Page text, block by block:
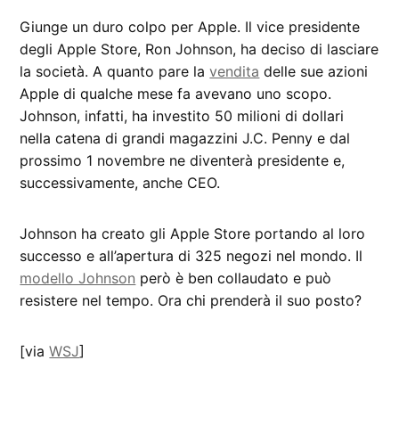
Giunge un duro colpo per Apple. Il vice presidente
degli Apple Store, Ron Johnson, ha deciso di lasciare
la società. A quanto pare lavendita delle sue azioni
Apple di qualche mese fa avevano uno scopo.
Johnson, infatti, ha investito 50 milioni di dollari
nella catena di grandi magazzini J.C. Penny e dal
prossimo 1 novembre ne diventerà presidente e,
successivamente, anche CEO.
Johnson ha creato gli Apple Store portando al loro
successo e all’apertura di 325 negozi nel mondo. Il
modello Johnson però è ben collaudato e può
resistere nel tempo. Ora chi prenderà il suo posto?
[viaWSJ]